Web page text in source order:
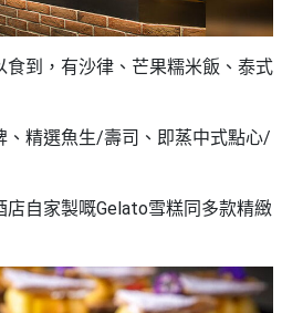
食到，有沙律、芒果糯米飯、泰式
、精選魚生/壽司、即蒸中式點心/
自家製嘅Gelato雪糕同多款精緻